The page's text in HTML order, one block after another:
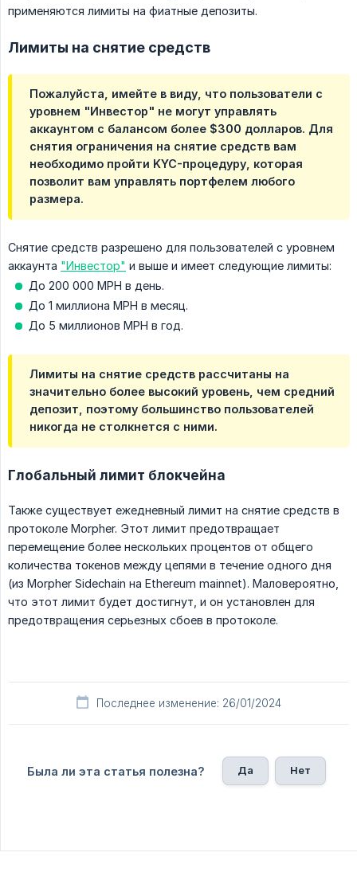
применяются лимиты на фиатные депозиты.
Лимиты на снятие средств
Пожалуйста, имейте в виду, что пользователи с
уровнем "Инвестор" не могут управлять
аккаунтом с балансом более $300 долларов. Для
снятия ограничения на снятие средств вам
необходимо пройти KYC-процедуру, которая
позволит вам управлять портфелем любого
размера.
Снятие средств разрешено для пользователей с уровнем
аккаунта "Инвестор" и выше и имеет следующие лимиты:
До 200 000 MPH в день.
До 1 миллиона MPH в месяц.
До 5 миллионов MPH в год.
Лимиты на снятие средств рассчитаны на
значительно более высокий уровень, чем средний
депозит, поэтому большинство пользователей
никогда не столкнется с ними.
Глобальный лимит блокчейна
Также существует ежедневный лимит на снятие средств в
протоколе Morpher. Этот лимит предотвращает
перемещение более нескольких процентов от общего
количества токенов между цепями в течение одного дня
(из Morpher Sidechain на Ethereum mainnet). Маловероятно,
что этот лимит будет достигнут, и он установлен для
предотвращения серьезных сбоев в протоколе.
Последнее изменение: 26/01/2024
Была ли эта статья полезна? Да Нет